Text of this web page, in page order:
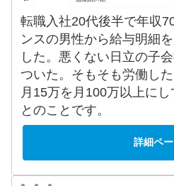
転職入社20代後半で年収
ンスの男性から給与明細
した。悪くない日立の子
ついた。そもそも労働し
月15万を月100万以上に
とのことです。
詳細ペ